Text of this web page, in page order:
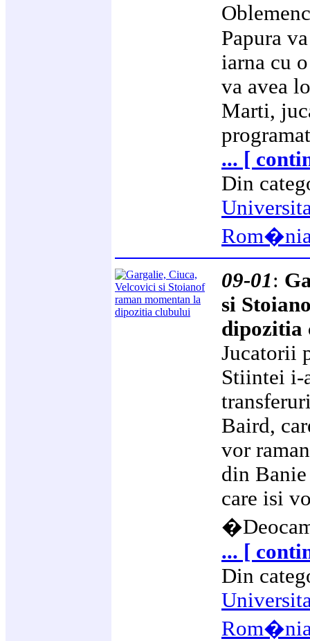
Papura
iarna cu
va avea
Marti,
... [
Din
09-01:
si
dipozitia
Jucatorii
Stiintei i-
Baird,
vor
din
care isi
... [
Din